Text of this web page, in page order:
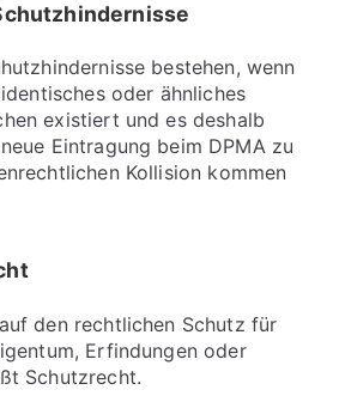
bestehen, wenn
oder ähnliches
existiert und es deshalb
Eintragung beim DPMA zu
Kollision kommen
den rechtlichen Schutz für
Erfindungen oder
Schutzrecht.